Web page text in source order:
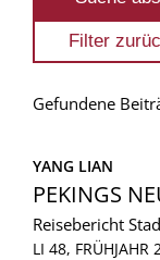
Gefundene
YANG LIAN
PEKINGS
Reisebericht
LI 48, FRÜHJAHR